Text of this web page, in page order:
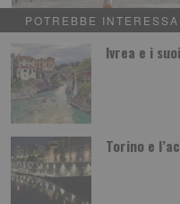
POTREBBE
Ivrea e i
Torino e
Ferragosto alla Gam, Mao
Sabato 15 agosto ingresso
Fondazione Torino Musei invita